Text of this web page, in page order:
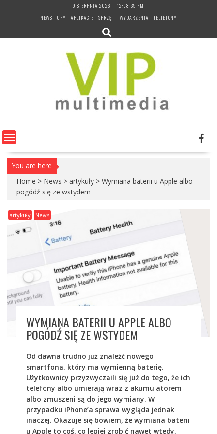
9 SIERPNIA 2026
12:08:36 PM
NEWS
GRY APLIKACJE SPRZĘT WYDARZENIA FELIETONY
You are here
Home > News > artykuły > Wymiana baterii u Apple albo
pogódź się ze wstydem
artykuły News
WYMIANA BATERII U APPLE ALBO
POGÓDŹ SIĘ ZE WSTYDEM
Od dawna trudno już znaleźć nowego
smartfona, który ma wymienną baterię.
Użytkownicy przyzwyczaili się już do tego, że ich
telefony albo umierają wraz z akumulatorem
albo zmuszeni są do jego wymiany. W
przypadku iPhone’a sprawa wygląda jednak
inaczej. Okazuje się bowiem, że wymiana baterii
u Apple to coś, co lepiej zrobić nawet wtedy,